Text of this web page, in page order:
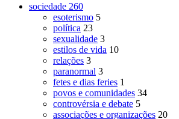
sociedade 260
esoterismo 5
política 23
sexualidade 3
estilos de vida 10
relações 3
paranormal 3
fetes e dias feries 1
povos e comunidades 34
controvérsia e debate 5
associações e organizações 20